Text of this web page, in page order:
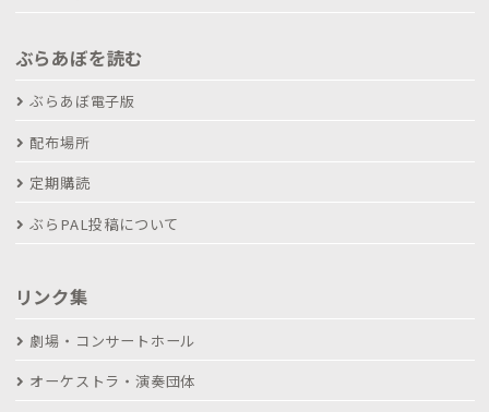
ぶらあぼを読む
ぶらあぼ電子版
配布場所
定期購読
ぶらPAL投稿について
リンク集
劇場・コンサートホール
オーケストラ・演奏団体